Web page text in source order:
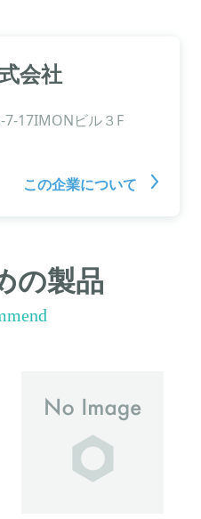
会社
7-17IMONビル３F
この企業について
の製品